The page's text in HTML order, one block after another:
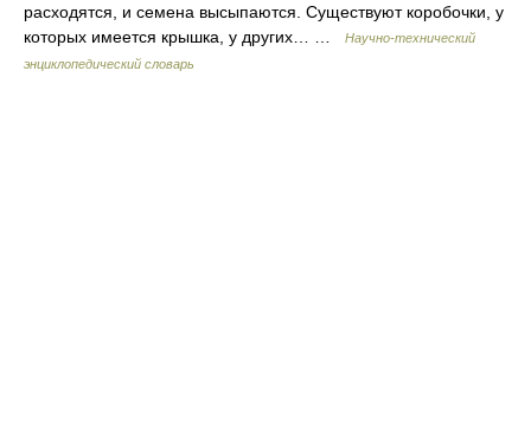
расходятся, и семена высыпаются. Существуют коробочки, у
которых имеется крышка, у других… …
Научно-технический
энциклопедический словарь